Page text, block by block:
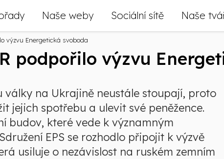
Naše weby Sociální sítě Naše
výzvu Energetická svoboda
podpořilo výzvu
války na Ukrajině neustále stoupají, proto
jejich spotřebu a ulevit své peněžence.
budov, které vede k významným
EPS se rozhodlo připojit k výzvě
usiluje o nezávislost na ruském zemním